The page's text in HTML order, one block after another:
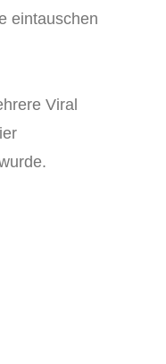
eintauschen
Viral